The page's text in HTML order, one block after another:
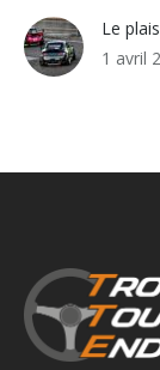
Le
1 avril